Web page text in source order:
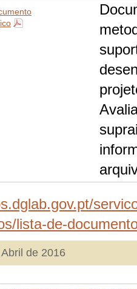
lista-de-
de 2016